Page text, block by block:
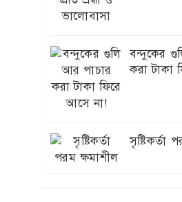
৯
‘স্পাইডার-ম্যান’ খ্যাত
১০
হাজারো প্রাণের
প্রধানমন্ত্রী
সদ্য সমাপ্ত প্রকল্পের অগ্রগতি
প্রকল্পের পিডি
হরিলুট
বন্দুকের
করা টাকা
সৃষ্টিকর্তা